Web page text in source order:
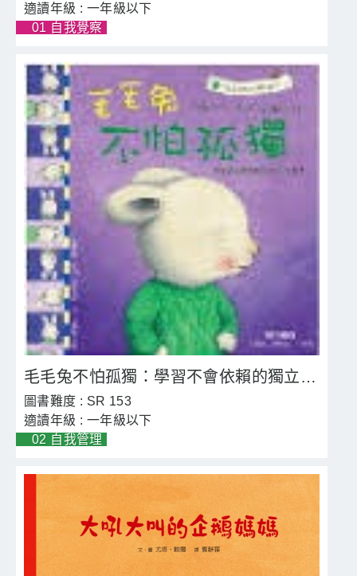
一年級以下
01 自我覺察
毛毛兔不怕孤獨：學習不會依賴的獨立能量
SR 153
一年級以下
02 自我管理